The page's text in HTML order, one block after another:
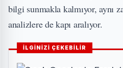
bilgi sunmakla kalmıyor, aynı
analizlere de kapı aralıyor.
İLGİNİZİ ÇEKEBİLİR